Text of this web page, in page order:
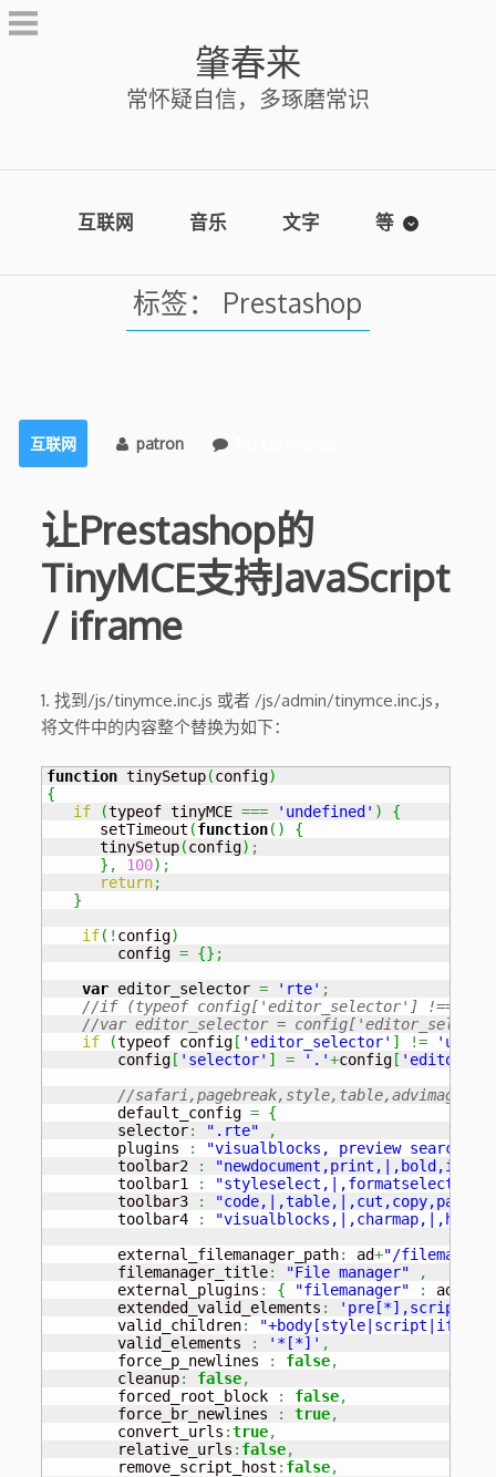
Skip
to
肇春来
常怀疑自信，多琢磨常识
互联网 音乐 文字 等
标签： Prestashop
互联网 patron
让Prestashop的
TinyMCE支持JavaScript
/ iframe
1. 找到/js/tinymce.inc.js 或者 /js/admin/tinymce.inc.js，
将文件中的内容整个替换为如下：
function tinySetup(config)
{
if
(typeof tinyMCE === 'undefined' )
{
      setTimeout
(function( )
{
      tinySetup
(config) ;
} , 100) ;
return;
}
if( ! config)
        config
= {} ;
var editor_selector = 'rte' ;
//if (typeof config['editor_selector'] !==
//var editor_selector =
if
(typeof config[ 'editor_selector' ] !=
        config
[ 'selector' ] = '.'+config[
//
        default_config
= {
        selector
: ".rte"
,
        plugins
:
"visualblocks, preview
        toolbar2
:
        toolbar1
:
        toolbar3
:
        toolbar4
: "visualblocks,|,charmap,|,hr,"
        external_filemanager_path
: ad+"/
        filemanager_title
: "File manager"
,
        external_plugins
: { "filemanager" : ad
        extended_valid_elements
:
        valid_children
:
        valid_elements
: '*[*]' ,
        force_p_newlines
: false,
        cleanup
: false,
        forced_root_block
: false,
        force_br_newlines
: true,
        convert_urls
:true,
        relative_urls
: false,
        remove_script_host
: false,